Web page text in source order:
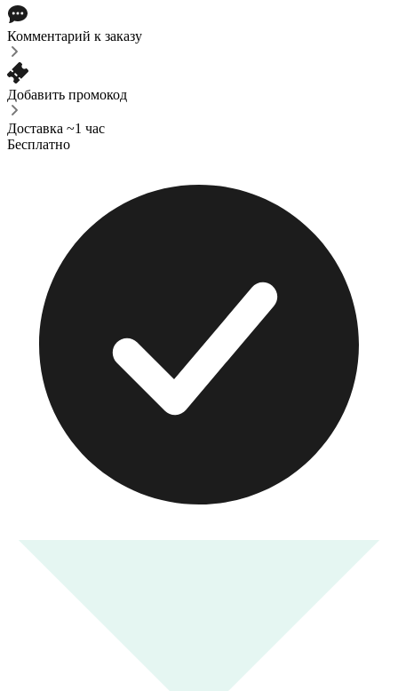
Комментарий к заказу
Добавить промокод
Доставка ~1 час
Бесплатно